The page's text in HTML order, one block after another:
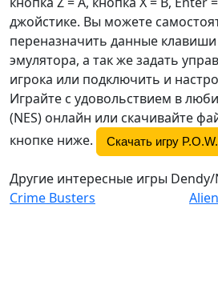
джойстике. Вы можете
переназначить данные клавиши
эмулятора, а так же задать
игрока или подключить и
Играйте с удовольствием в
(NES) онлайн или скачивайте
кнопке ниже.
Скачать игру
Другие интересные игры Dendy/
Crime Busters